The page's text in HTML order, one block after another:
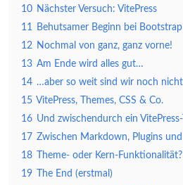
10 Nächster Versuch: VitePress
11 Behutsamer Beginn bei Bootstrap
12 Nochmal von ganz, ganz vorne!
13 Am Ende wird alles gut…
14 …aber so weit sind wir noch
15 VitePress, Themes, CSS & Co.
16 Und zwischendurch ein
17 Zwischen Markdown, Plugins
18
Theme- oder Kern-
19
The End (erstmal)